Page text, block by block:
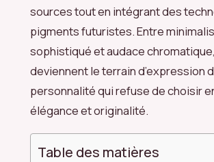
sources tout en intégrant des
pigments futuristes. Entre
sophistiqué et audace
deviennent le terrain d’expression
personnalité qui refuse de choisir
élégance et originalité.
Table des matières